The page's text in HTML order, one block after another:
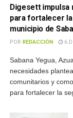
Digesett impulsa
para fortalecer la
municipio de
POR REDACCIÓN 6
Sabana Yegua,
necesidades
comunitarios y
para fortalecer la